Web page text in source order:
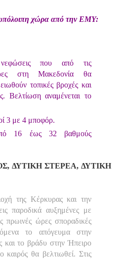
χώρα από την ΕΜΥ:
που από τις
στη Μακεδονία θα
τοπικές βροχές και
Βελτίωση αναμένεται το
3 με 4 μποφόρ.
16 έως 32 βαθμούς
ΔΥΤΙΚΗ ΣΤΕΡΕΑ, ΔΥΤΙΚΗ
της Κέρκυρας και την
παροδικά αυξημένες με
πρωινές ώρες σποραδικές
το απόγευμα στην
και το βράδυ στην Ήπειρο
θα βελτιωθεί. Στις